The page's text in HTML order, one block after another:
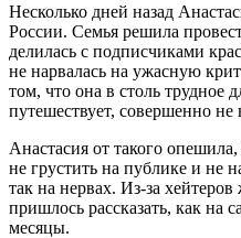
Несколько дней назад
России. Семья решила
делилась с подписчиками
не нарвалась на ужасную
том, что она в столь трудное
путешествует, совершенно не
Анастасия от такого
не грустить на публике и не
так на нервах. Из-за
пришлось рассказать, как на
месяцы.